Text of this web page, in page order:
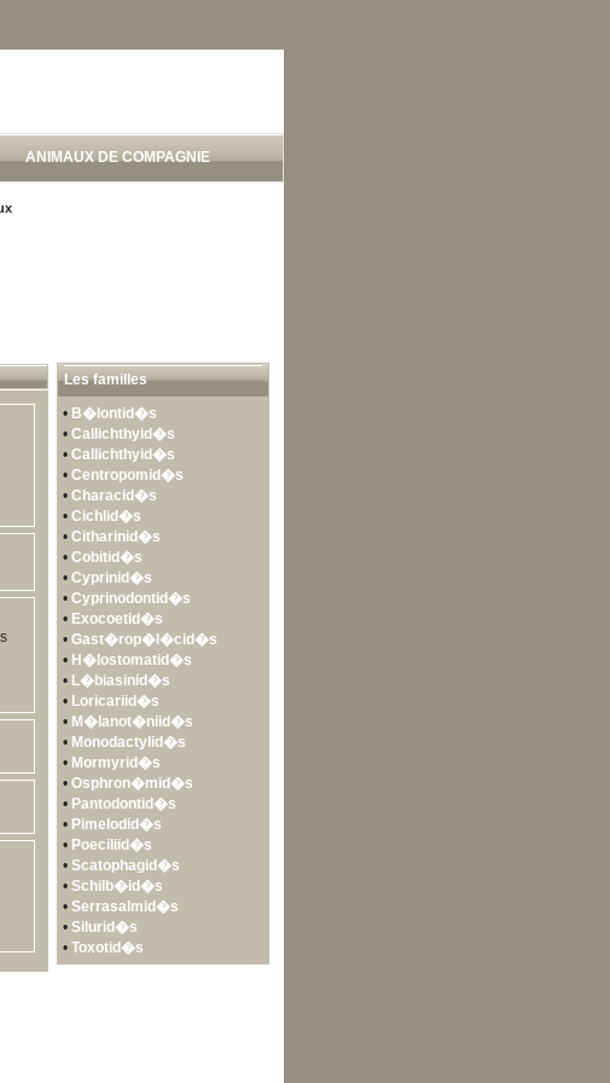
ANIMAUX DE COMPAGNIE
Les familles
• B�lontid�s
•Callichthyid�s
•Callichthyid�s
•Centropomid�s
•Characid�s
•Cichlid�s
•Citharinid�s
•Cobitid�s
•Cyprinid�s
•Cyprinodontid�s
• Exocoetid�s
•Gast�rop�l�cid�s
• H�lostomatid�s
• L�biasinid�s
• Loricariid�s
• M�lanot�niid�s
• Monodactylid�s
• Mormyrid�s
•Osphron�mid�s
• Pantodontid�s
• Pimelodid�s
• Poeciliid�s
•Scatophagid�s
•Schilb�id�s
•Serrasalmid�s
•Silurid�s
•Toxotid�s